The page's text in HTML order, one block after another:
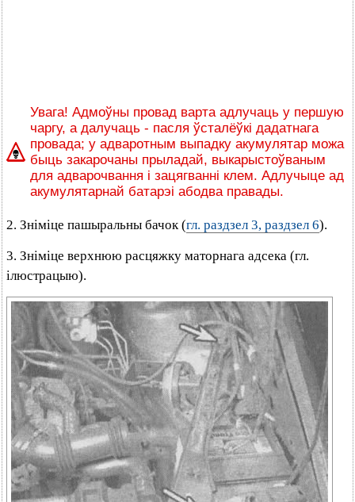
Увага! Адмоўны провад варта адлучаць у першую
чаргу, а далучаць - пасля ўсталёўкі дадатнага
провада; у адваротным выпадку акумулятар можа
быць закарочаны прыладай, выкарыстоўваным
для адварочвання і зацягванні клем. Адлучыце ад
акумулятарнай батарэі абодва правады.
2. Зніміце пашыральны бачок (гл. раздзел 3, раздзел 6).
3. Зніміце верхнюю расцяжку маторнага адсека (гл.
ілюстрацыю).